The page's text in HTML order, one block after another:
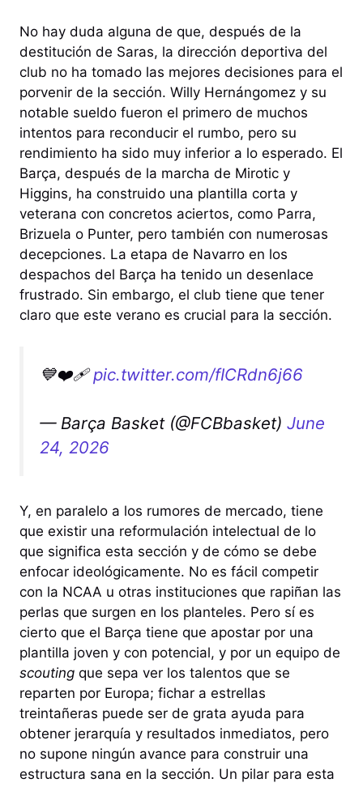
No hay duda alguna de que, después de la
destitución de Saras, la dirección deportiva del
club no ha tomado las mejores decisiones para el
porvenir de la sección. Willy Hernángomez y su
notable sueldo fueron el primero de muchos
intentos para reconducir el rumbo, pero su
rendimiento ha sido muy inferior a lo esperado. El
Barça, después de la marcha de Mirotic y
Higgins, ha construido una plantilla corta y
veterana con concretos aciertos, como Parra,
Brizuela o Punter, pero también con numerosas
decepciones. La etapa de Navarro en los
despachos del Barça ha tenido un desenlace
frustrado. Sin embargo, el club tiene que tener
claro que este verano es crucial para la sección.
💙❤️‍🩹pic.twitter.com/fICRdn6j66
— Barça Basket (@FCBbasket) June
24, 2026
Y, en paralelo a los rumores de mercado, tiene
que existir una reformulación intelectual de lo
que significa esta sección y de cómo se debe
enfocar ideológicamente. No es fácil competir
con la NCAA u otras instituciones que rapiñan las
perlas que surgen en los planteles. Pero sí es
cierto que el Barça tiene que apostar por una
plantilla joven y con potencial, y por un equipo de
scouting que sepa ver los talentos que se
reparten por Europa; fichar a estrellas
treintañeras puede ser de grata ayuda para
obtener jerarquía y resultados inmediatos, pero
no supone ningún avance para construir una
estructura sana en la sección. Un pilar para esta